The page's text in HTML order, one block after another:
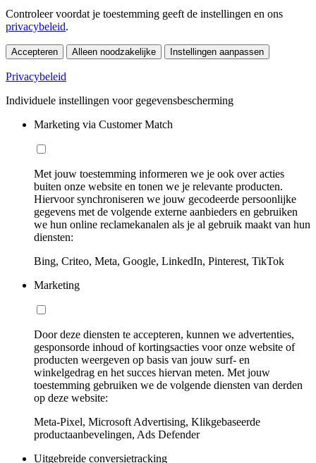
Controleer voordat je toestemming geeft de instellingen en ons
privacybeleid.
Accepteren Alleen noodzakelijke Instellingen aanpassen
Privacybeleid
Individuele instellingen voor gegevensbescherming
Marketing via Customer Match
Met jouw toestemming informeren we je ook over acties
buiten onze website en tonen we je relevante producten.
Hiervoor synchroniseren we jouw gecodeerde persoonlijke
gegevens met de volgende externe aanbieders en gebruiken
we hun online reclamekanalen als je al gebruik maakt van hun
diensten:
Bing, Criteo, Meta, Google, LinkedIn, Pinterest, TikTok
Marketing
Door deze diensten te accepteren, kunnen we advertenties,
gesponsorde inhoud of kortingsacties voor onze website of
producten weergeven op basis van jouw surf- en
winkelgedrag en het succes hiervan meten. Met jouw
toestemming gebruiken we de volgende diensten van derden
op deze website:
Meta-Pixel, Microsoft Advertising, Klikgebaseerde
productaanbevelingen, Ads Defender
Uitgebreide conversietracking